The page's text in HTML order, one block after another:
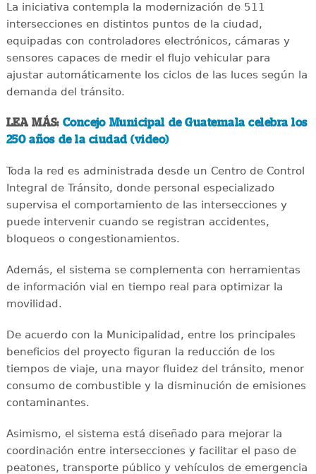
La iniciativa contempla la modernización de 511
intersecciones en distintos puntos de la ciudad,
equipadas con controladores electrónicos, cámaras y
sensores capaces de medir el flujo vehicular para
ajustar automáticamente los ciclos de las luces según la
demanda del tránsito.
LEA MÁS:Concejo Municipal de Guatemala celebra los
250 años de la ciudad (video)
Toda la red es administrada desde un Centro de Control
Integral de Tránsito, donde personal especializado
supervisa el comportamiento de las intersecciones y
puede intervenir cuando se registran accidentes,
bloqueos o congestionamientos.
Además, el sistema se complementa con herramientas
de información vial en tiempo real para optimizar la
movilidad.
De acuerdo con la Municipalidad, entre los principales
beneficios del proyecto figuran la reducción de los
tiempos de viaje, una mayor fluidez del tránsito, menor
consumo de combustible y la disminución de emisiones
contaminantes.
Asimismo, el sistema está diseñado para mejorar la
coordinación entre intersecciones y facilitar el paso de
peatones, transporte público y vehículos de emergencia